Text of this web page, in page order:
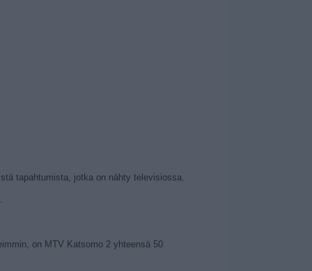
tapahtumista, jotka on nähty televisiossa.
on MTV Katsomo 2 yhteensä 50